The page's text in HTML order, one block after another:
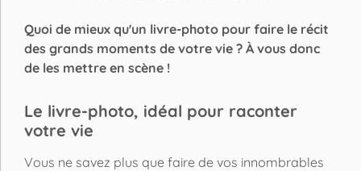
Quoi de mieux qu'un livre-photo pour faire le récit
des grands moments de votre vie ? À vous donc
de les mettre en scène !
Le livre-photo, idéal pour raconter
votre vie
Vous ne savez plus que faire de vos innombrables